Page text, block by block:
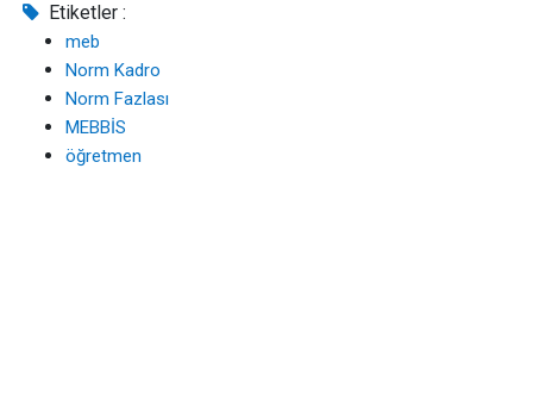
Etiketler :
meb
Norm Kadro
Norm Fazlası
MEBBİS
öğretmen